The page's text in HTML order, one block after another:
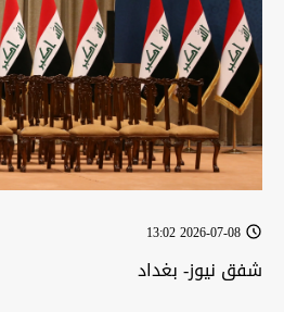
2026-07-08 13:02
شفق نيوز- بغداد